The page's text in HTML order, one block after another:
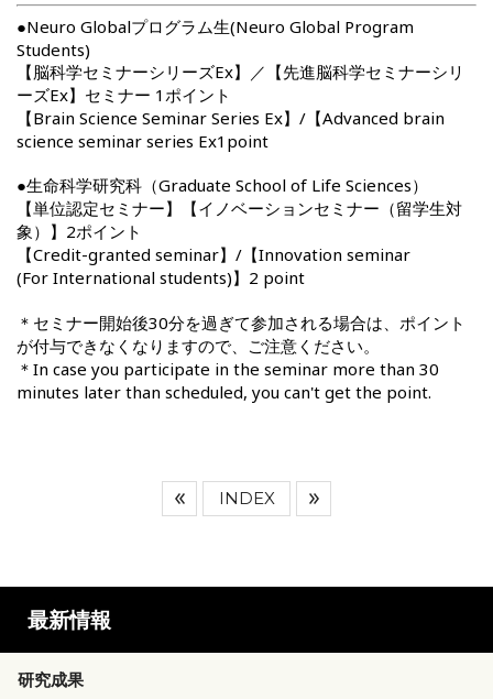
●Neuro Globalプログラム生(Neuro Global Program
Students)
【脳科学セミナーシリーズEx】／【先進脳科学セミナーシリ
ーズEx】セミナー 1ポイント
【Brain Science Seminar Series Ex】/【Advanced brain
science seminar series Ex1point
●生命科学研究科（Graduate School of Life Sciences）
【単位認定セミナー】【イノベーションセミナー（留学生対
象）】2ポイント
【Credit-granted seminar】/【Innovation seminar
(For International students)】2 point
＊セミナー開始後30分を過ぎて参加される場合は、ポイント
が付与できなくなりますので、ご注意ください。
＊In case you participate in the seminar more than 30
minutes later than scheduled, you can't get the point.
INDEX
最新情報
研究成果